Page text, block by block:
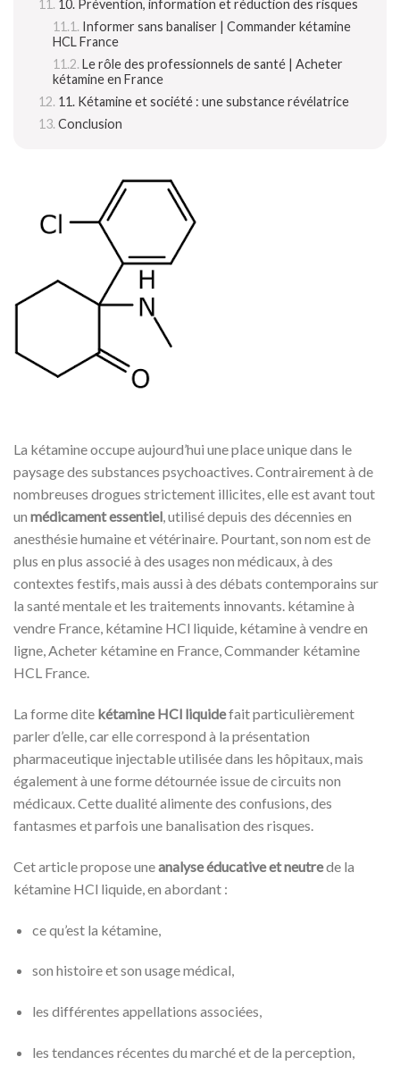
10. Prévention, information et réduction des risques
Informer sans banaliser | Commander kétamine
HCL France
Le rôle des professionnels de santé | Acheter
kétamine en France
11. Kétamine et société : une substance révélatrice
Conclusion
La kétamine occupe aujourd’hui une place unique dans le
paysage des substances psychoactives. Contrairement à de
nombreuses drogues strictement illicites, elle est avant tout
un médicament essentiel, utilisé depuis des décennies en
anesthésie humaine et vétérinaire. Pourtant, son nom est de
plus en plus associé à des usages non médicaux, à des
contextes festifs, mais aussi à des débats contemporains sur
la santé mentale et les traitements innovants. kétamine à
vendre France, kétamine HCl liquide, kétamine à vendre en
ligne, Acheter kétamine en France, Commander kétamine
HCL France.
La forme dite kétamine HCl liquidefait particulièrement
parler d’elle, car elle correspond à la présentation
pharmaceutique injectable utilisée dans les hôpitaux, mais
également à une forme détournée issue de circuits non
médicaux. Cette dualité alimente des confusions, des
fantasmes et parfois une banalisation des risques.
Cet article propose uneanalyse éducative et neutrede la
kétamine HCl liquide, en abordant :
ce qu’est la kétamine,
son histoire et son usage médical,
les différentes appellations associées,
les tendances récentes du marché et de la perception,